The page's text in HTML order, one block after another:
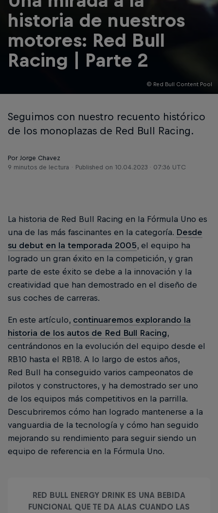
© Red Bull Content Pool
historia de nuestros
motores: Red Bull
Racing | Parte 2
Seguimos con nuestro recuento histórico
de los monoplazas de Red Bull Racing.
Por Jorge Chavez
9 minutos de lectura
Published on 10.04.2023 · 07:36 UTC
La historia de Red Bull Racing en la Fórmula Uno es
una de las más fascinantes en la categoría. Desde
su debut en la temporada 2005, el equipo ha
logrado un gran éxito en la competición, y gran
parte de este éxito se debe a la innovación y la
creatividad que han demostrado en el diseño de
sus coches de carreras.
En este artículo, continuaremos explorando la
historia de los autos de Red Bull Racing,
centrándonos en la evolución del equipo desde el
RB10 hasta el RB18. A lo largo de estos años,
Red Bull ha conseguido varios campeonatos de
pilotos y constructores, y ha demostrado ser uno
de los equipos más competitivos en la parrilla.
Descubriremos cómo han logrado mantenerse a la
vanguardia de la tecnología y cómo han seguido
mejorando su rendimiento para seguir siendo un
equipo de referencia en la Fórmula Uno.
RED BULL ENERGY DRINK ES UNA BEBIDA
FUNCIONAL QUE TE DA ALAS CUANDO LAS